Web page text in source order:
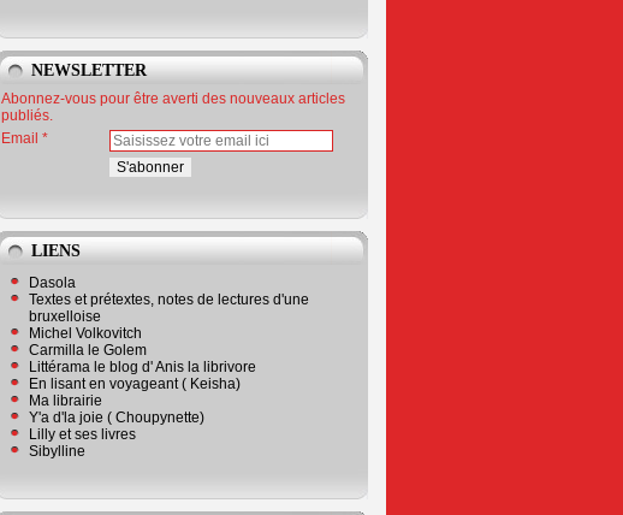
NEWSLETTER
Abonnez-vous pour être averti des nouveaux articles
publiés.
Email
LIENS
Dasola
Textes et prétextes, notes de lectures d'une
bruxelloise
Michel Volkovitch
Carmilla le Golem
Littérama le blog d' Anis la librivore
En lisant en voyageant ( Keisha)
Ma librairie
Y'a d'la joie ( Choupynette)
Lilly et ses livres
Sibylline